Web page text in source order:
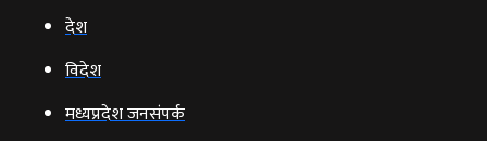
देश
विदेश
मध्यप्रदेश जनसंपर्क